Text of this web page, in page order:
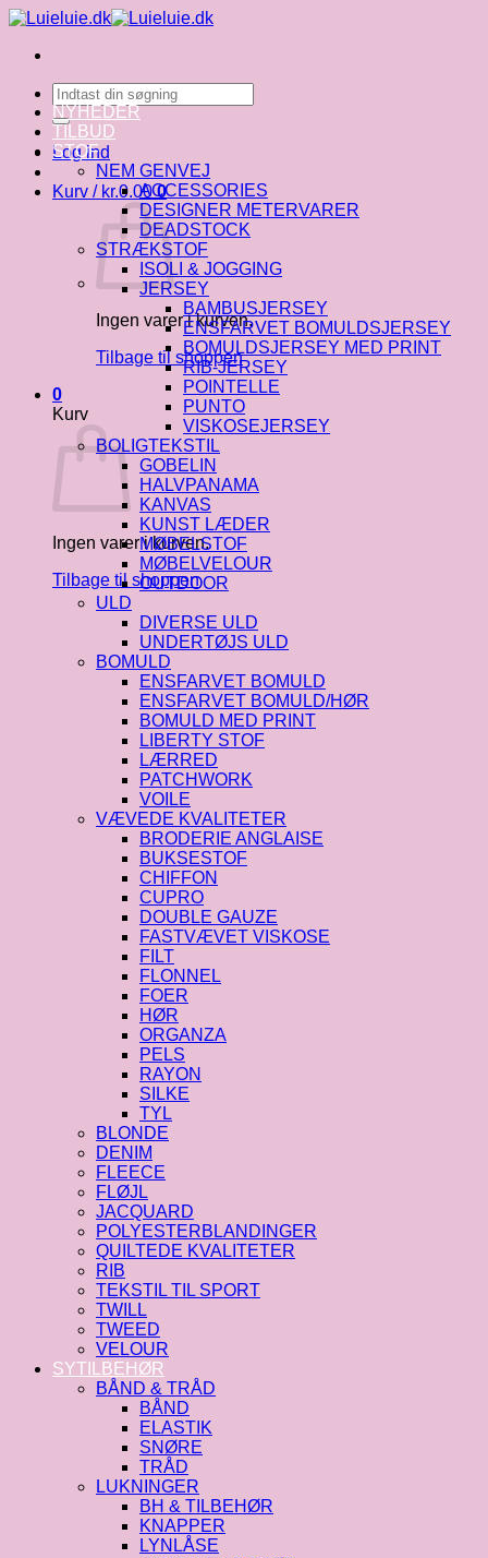
Fortsæt
indhold
Søg
efter:
Log ind
Kurv / kr.0.00 0
Ingen varer i kurven.
Tilbage til shoppen
0
Kurv
Ingen varer i kurven.
Tilbage til shoppen
NYHEDER
TILBUD
STOF
NEM GENVEJ
ACCESSORIES
DESIGNER METERVARER
DEADSTOCK
STRÆKSTOF
ISOLI & JOGGING
JERSEY
BAMBUSJERSEY
ENSFARVET BOMULDSJERSEY
BOMULDSJERSEY MED PRINT
RIB-JERSEY
POINTELLE
PUNTO
VISKOSEJERSEY
BOLIGTEKSTIL
GOBELIN
HALVPANAMA
KANVAS
KUNST LÆDER
MØBELSTOF
MØBELVELOUR
OUTDOOR
ULD
DIVERSE ULD
UNDERTØJS ULD
BOMULD
ENSFARVET BOMULD
ENSFARVET BOMULD/HØR
BOMULD MED PRINT
LIBERTY STOF
LÆRRED
PATCHWORK
VOILE
VÆVEDE KVALITETER
BRODERIE ANGLAISE
BUKSESTOF
CHIFFON
CUPRO
DOUBLE GAUZE
FASTVÆVET VISKOSE
FILT
FLONNEL
FOER
HØR
ORGANZA
PELS
RAYON
SILKE
TYL
BLONDE
DENIM
FLEECE
FLØJL
JACQUARD
POLYESTERBLANDINGER
QUILTEDE KVALITETER
RIB
TEKSTIL TIL SPORT
TWILL
TWEED
VELOUR
SYTILBEHØR
BÅND & TRÅD
BÅND
ELASTIK
SNØRE
TRÅD
LUKNINGER
BH & TILBEHØR
KNAPPER
LYNLÅSE